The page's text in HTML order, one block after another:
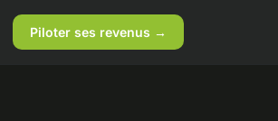
Piloter ses revenus →